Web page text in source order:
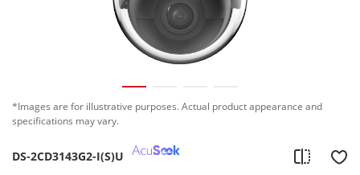
*Images are for illustrative purposes. Actual product appearance and
specifications may vary.
DS-2CD3143G2-I(S)U